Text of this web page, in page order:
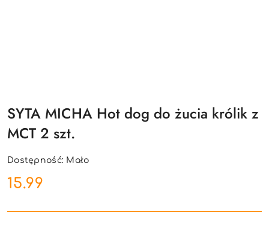
SYTA MICHA Hot dog do żucia królik z
MCT 2 szt.
Dostępność: Mało
cena:
15.99